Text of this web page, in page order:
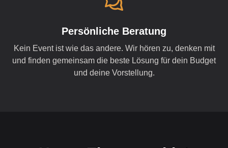
Persönliche Beratung
Kein Event ist wie das andere. Wir hören zu, denken mit
und finden gemeinsam die beste Lösung für dein Budget
und deine Vorstellung.